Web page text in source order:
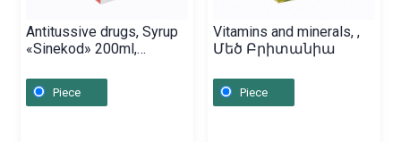
Antitussive drugs, Syrup
«Sinekod» 200ml,
Piece
Vitamins and minerals, ,
Մեծ Բրիտանիա
Piece